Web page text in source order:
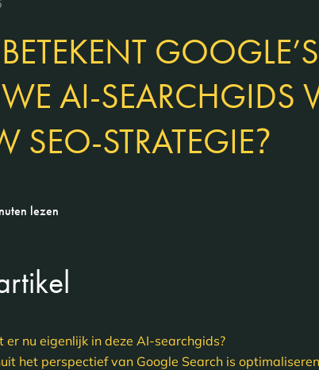
GOOGLE’S
AI-SEARCHGIDS
SEO-STRATEGIE?
lezen
nu eigenlijk in deze AI-searchgids?
het perspectief van Google Search is